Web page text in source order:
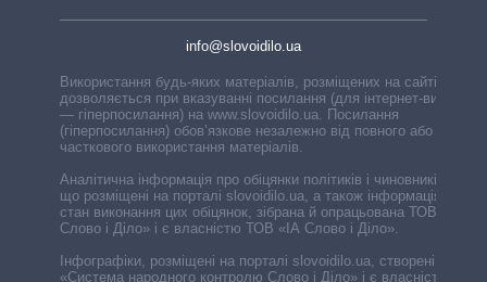
info@slovoidilo.ua
Використання будь-яких матеріалів, розміщених на сайті,
дозволяється при вказуванні посилання (для інтернет-видань
— гіперпосилання) на www.slovoidilo.ua. Посилання
(гіперпосилання) обов’язкове незалежно від повного або
часткового використання матеріалів.
Аналітична інформація про обіцянки політиків і чиновників,
що розміщені на порталі slovoidilo.ua, а також інформація про
стан виконання цих обіцянок, зібрана й опрацьована ТОВ «ІА
Слово і Діло» і є власністю ТОВ «ІА Слово і Діло».
Інфографіки, розміщені на порталі slovoidilo.ua, створені ГО
«Система народного контролю Слово і Діло» і є власністю